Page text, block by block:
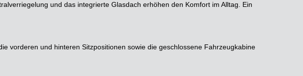
und das integrierte Glasdach erhöhen den Komfort im Alltag. Ein
vorderen und hinteren Sitzpositionen sowie die geschlossene Fahrzeugkabine